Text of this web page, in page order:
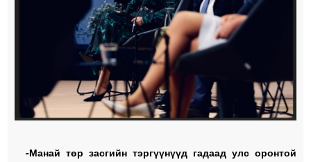
-Манай төр засгийн тэргүүнүүд гадаад улс оронтой